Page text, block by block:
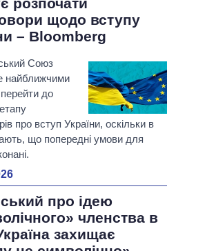
розпочати
щодо вступу
– Bloomberg
Союз
найближчими
до
про вступ України, оскільки в
що попередні умови для
про ідею
членства в
захищає